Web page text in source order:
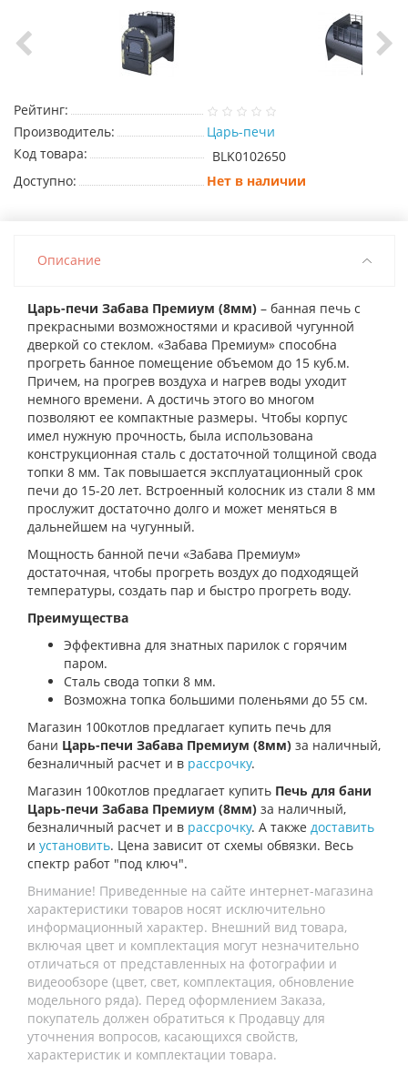
Рейтинг:
Производитель:
Царь-печи
Код товара:
BLK0102650
Доступно:
Нет в наличии
Описание
Царь-печи Забава Премиум (8мм) – банная печь с
прекрасными возможностями и красивой чугунной
дверкой со стеклом. «Забава Премиум» способна
прогреть банное помещение объемом до 15 куб.м.
Причем, на прогрев воздуха и нагрев воды уходит
немного времени. А достичь этого во многом
позволяют ее компактные размеры. Чтобы корпус
имел нужную прочность, была использована
конструкционная сталь с достаточной толщиной свода
топки 8 мм. Так повышается эксплуатационный срок
печи до 15-20 лет. Встроенный колосник из стали 8 мм
прослужит достаточно долго и может меняться в
дальнейшем на чугунный.
Мощность банной печи «Забава Премиум»
достаточная, чтобы прогреть воздух до подходящей
температуры, создать пар и быстро прогреть воду.
Преимущества
Эффективна для знатных парилок с горячим
паром.
Сталь свода топки 8 мм.
Возможна топка большими поленьями до 55 см.
Магазин 100котлов предлагает купить печь для
бани Царь-печи Забава Премиум (8мм) за наличный,
безналичный расчет и в рассрочку.
Магазин 100котлов предлагает купить Печь для бани
Царь-печи Забава Премиум (8мм) за наличный,
безналичный расчет и в рассрочку. А также доставить
и установить. Цена зависит от схемы обвязки. Весь
спектр работ "под ключ".
Внимание! Приведенные на сайте интернет-магазина
характеристики товаров носят исключительно
информационный характер. Внешний вид товара,
включая цвет и комплектация могут незначительно
отличаться от представленных на фотографии и
видеообзоре (цвет, свет, комплектация, обновление
модельного ряда). Перед оформлением Заказа,
покупатель должен обратиться к Продавцу для
уточнения вопросов, касающихся свойств,
характеристик и комплектации товара.